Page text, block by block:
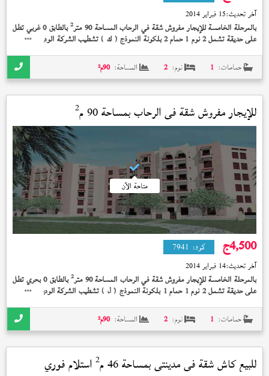
آخر تحديث:15 فبراير 2014
بالمرحلة الخامسة للإيجار مفروش شقة في الرحاب المساحة 90 متر 2 بالطابق 0 غربي تطل
على حديقة تشمل 2 نوم 1 حمام 2 بلكونة النموذج ( ك ) تشطيب الشركة الوديعة مدفوعة
حمامات: 1 نوم: 2 المساحة: 90م²
للإيجار مفروش شقة فيالرحاببمساحة 90 م 2
متاحة الآن
4,500ج كود: 7941
آخر تحديث:14 فبراير 2014
بالمرحلة الخامسة للإيجار مفروش شقة في الرحاب المساحة 90 متر 2 بالطابق 0 بحري تطل
على حديقة تشمل 2 نوم 1 حمام 1 بلكونة النموذج ( ل ) تشطيب الشركة الوديعة مدفوعة
حمامات: 1 نوم: 2 المساحة: 90م²
للبيع كاش شقة فيمدينتيبمساحة 46 م 2 استلام فوري